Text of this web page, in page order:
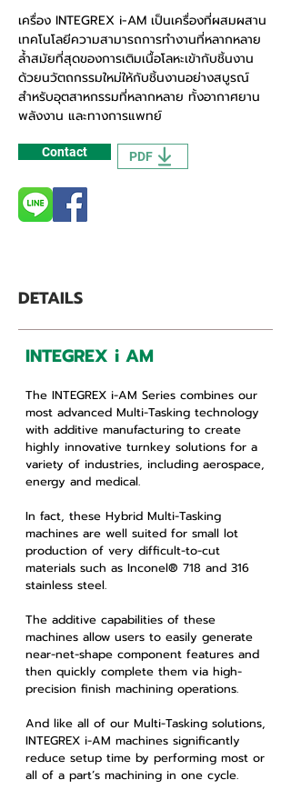
เครื่อง INTEGREX i-AM เป็นเครื่องที่ผสมผสาน
เทคโนโลยีความสามารถการทำงานที่หลากหลาย
ล้ำสมัยที่สุดของการเติมเนื้อโลหะเข้ากับชิ้นงาน
ด้วยนวัตถกรรมใหม่ให้กับชิ้นงานอย่างสบูรณ์
สำหรับอุตสาหกรรมที่หลากหลาย ทั้งอากาศยาน
พลังงาน และทางการแพทย์
Contact PDF
DETAILS
INTEGREX i AM
The INTEGREX i-AM Series combines our
most advanced Multi-Tasking technology
with additive manufacturing to create
highly innovative turnkey solutions for a
variety of industries, including aerospace,
energy and medical.
In fact, these Hybrid Multi-Tasking
machines are well suited for small lot
production of very difficult-to-cut
materials such as Inconel® 718 and 316
stainless steel.
The additive capabilities of these
machines allow users to easily generate
near-net-shape component features and
then quickly complete them via high-
precision finish machining operations.
And like all of our Multi-Tasking solutions,
INTEGREX i-AM machines significantly
reduce setup time by performing most or
all of a part’s machining in one cycle.